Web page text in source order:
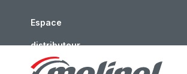
Espace
distributeur